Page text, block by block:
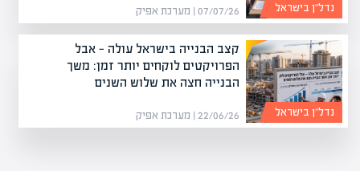
07/07/26 | מערכת אפיק נדל”ן בישראל
קצב הבנייה בישראל עולה — אבל
הפרויקטים לוקחים יותר זמן: משך
הבנייה חצה את שלוש השנים
22/06/26 | מערכת אפיק נדל”ן בישראל